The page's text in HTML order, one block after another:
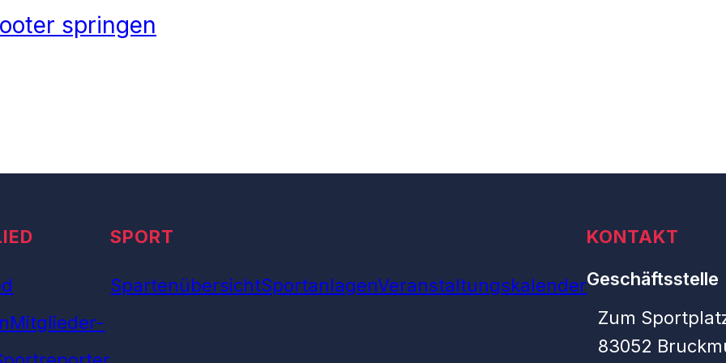
springen
Mitglieder-
SPORT
SpartenübersichtSportanlagenVeranstaltungskalender
KONTAKT
Geschäftsstelle
Zum
83052